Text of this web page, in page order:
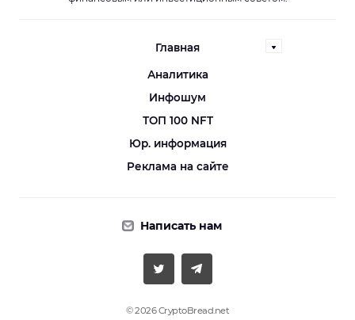
Главная
Аналитика
Инфошум
ТОП 100 NFT
Юр. информация
Реклама на сайте
Написать нам
© 2026 CryptoBread.net